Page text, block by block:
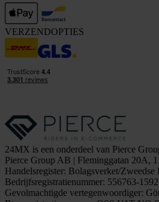
VERZENDOPTIES
24MX is een onderdeel van Pierce
Pierce Group AB | Fleminggatan 20A,
Handelsregister: Bolagsverket/
Bedrijfsregistratienummer: 556763-1592
Gevolmachtigde vertegenwoordiger: